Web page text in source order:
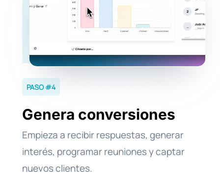
PASO #4
Genera conversiones
Empieza a recibir respuestas, generar
interés, programar reuniones y captar
nuevos clientes.